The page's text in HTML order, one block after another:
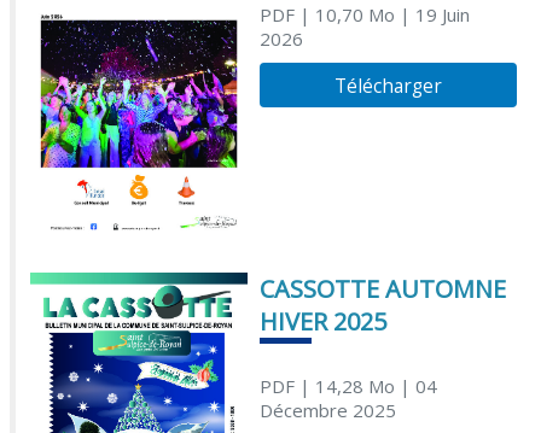
PDF| 10,70 Mo | 19 Juin
2026
Télécharger
CASSOTTE AUTOMNE
HIVER 2025
PDF| 14,28 Mo | 04
Décembre 2025